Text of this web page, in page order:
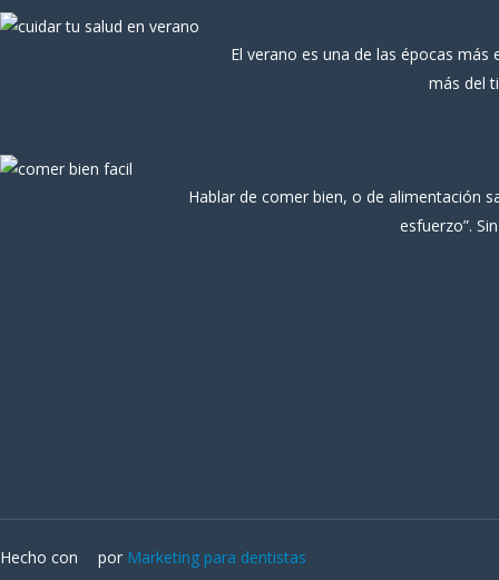
El verano es una de las épocas
más del
Hablar de comer bien, o de alimentación
esfuerzo”.
Hecho con por Marketing para dentistas